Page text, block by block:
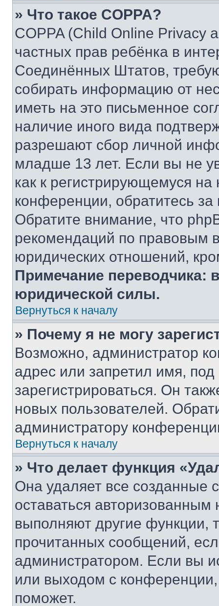
» Что такое COPPA?
COPPA (Child Online Privacy
частных прав ребёнка в
Соединённых Штатов,
собирать информацию от
иметь на это письменное
наличие иного вида
разрешают сбор личной
младше 13 лет. Если вы не
как к регистрирующемуся
конференции, обратитесь
Обратите внимание, что
рекомендаций по правовым
юридических отношений,
Примечание переводчика:
юридической силы.
Вернуться к началу
» Почему я не могу
Возможно, администратор
адрес или запретил имя,
зарегистрироваться. Он
новых пользователей.
администратору
Вернуться к началу
» Что делает функция
Она удаляет все созданные
оставаться
выполняют другие функции,
прочитанных сообщений,
администратором. Если вы
или выходом с
поможет.